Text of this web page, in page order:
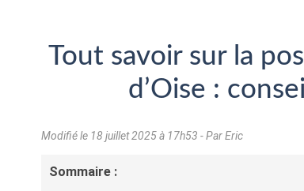
Tout savoir sur la
d’Oise :
Modifié le 18 juillet 2025 à 17h53 - Par Eric
Sommaire :